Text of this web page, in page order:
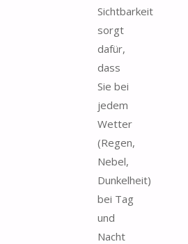
Sichtbarkeit
sorgt
dafür,
dass
Sie bei
jedem
Wetter
(Regen,
Nebel,
Dunkelheit)
bei Tag
und
Nacht